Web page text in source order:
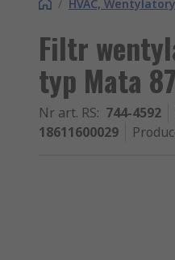
/ HVAC,
Filtr
typ Mata
Nr art. RS: 744-4592
18611600029